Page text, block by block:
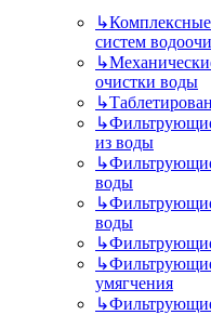
↳
систем
↳
очистки воды
↳
↳
из воды
↳
воды
↳
воды
↳
↳
умягчения
↳